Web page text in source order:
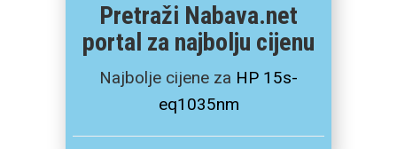
Pretraži Nabava.net
portal za najbolju cijenu
Najbolje cijene za HP 15s-
eq1035nm